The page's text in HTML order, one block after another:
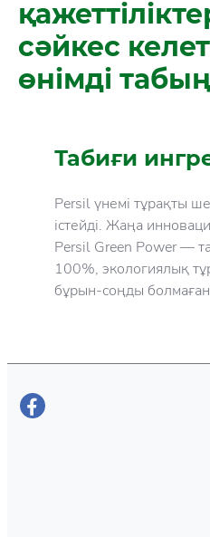
сәйкес
өнімді
Табиғи
Persil үнемі тұрақты
істейді. Жаңа
Persil Green Power —
100%, экологиялық
бұрын-соңды
Сезімтал